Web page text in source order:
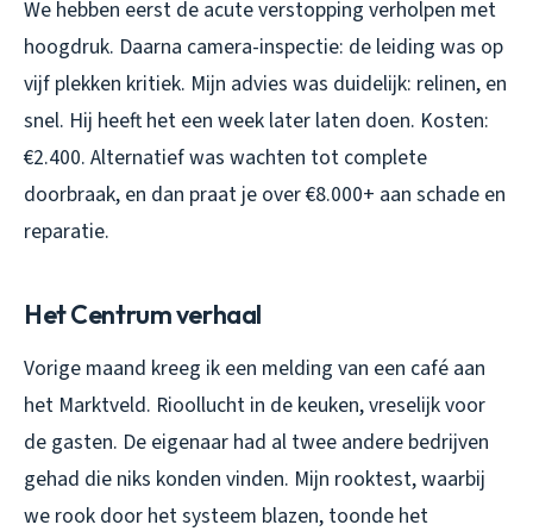
We hebben eerst de acute verstopping verholpen met
hoogdruk. Daarna camera-inspectie: de leiding was op
vijf plekken kritiek. Mijn advies was duidelijk: relinen, en
snel. Hij heeft het een week later laten doen. Kosten:
€2.400. Alternatief was wachten tot complete
doorbraak, en dan praat je over €8.000+ aan schade en
reparatie.
Het Centrum verhaal
Vorige maand kreeg ik een melding van een café aan
het Marktveld. Rioollucht in de keuken, vreselijk voor
de gasten. De eigenaar had al twee andere bedrijven
gehad die niks konden vinden. Mijn rooktest, waarbij
we rook door het systeem blazen, toonde het